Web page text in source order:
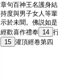
章句百神王名護身
持度與男子女人等
示於未聞。佛説如
經歡喜作禮奉 14
15 灌頂經卷第四